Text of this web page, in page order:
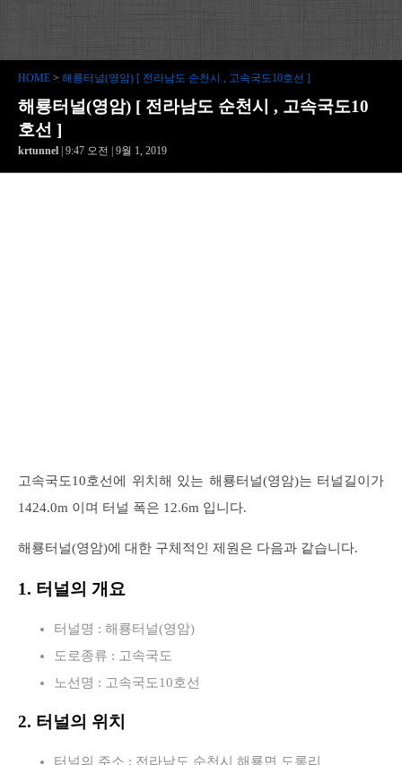
HOME > 해룡터널(영암) [ 전라남도 순천시 , 고속국도10호선 ]
해룡터널(영암) [ 전라남도 순천시 , 고속국도10
호선 ]
krtunnel | 9:47 오전 | 9월 1, 2019
고속국도10호선에 위치해 있는 해룡터널(영암)는 터널길이가
1424.0m 이며 터널 폭은 12.6m 입니다.
해룡터널(영암)에 대한 구체적인 제원은 다음과 같습니다.
1. 터널의 개요
터널명 : 해룡터널(영암)
도로종류 : 고속국도
노선명 : 고속국도10호선
2. 터널의 위치
터널의 주소 : 전라남도 순천시 해룡면 도롱리